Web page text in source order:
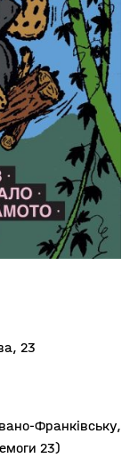
23
Франківську,
23)